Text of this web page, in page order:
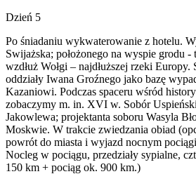
Dzień 5
Po śniadaniu wykwaterowanie z hotelu.
Swijażska; położonego na wyspie grodu
wzdłuż Wołgi – najdłuższej rzeki Europy.
oddziały Iwana Groźnego jako bazę
Kazaniowi. Podczas spaceru wśród
zobaczymy m. in. XVI w. Sobór
Jakowlewa; projektanta soboru Wasyla
Moskwie. W trakcie zwiedzania obiad
powrót do miasta i wyjazd nocnym
Nocleg w pociągu, przedziały sypialne,
150 km + pociąg ok. 900 km.)